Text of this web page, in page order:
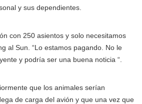
y sus dependientes.
con 250 asientos y solo necesitamos
al Sun. “Lo estamos pagando. No le
y podría ser una buena noticia “.
que los animales serían
de carga del avión y que una vez que